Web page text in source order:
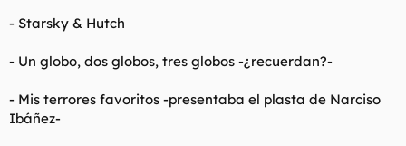
- Starsky & Hutch
- Un globo, dos globos, tres globos -¿recuerdan?-
- Mis terrores favoritos -presentaba el plasta de Narciso
Ibáñez-